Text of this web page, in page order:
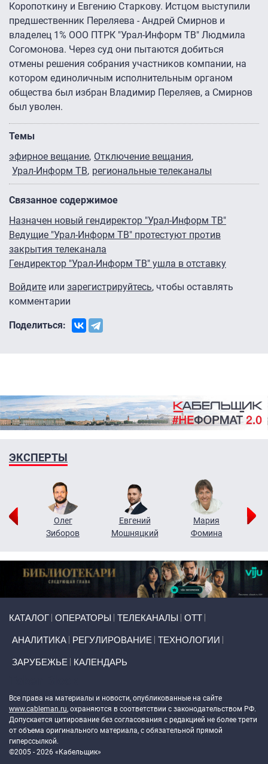
Коропоткину и Евгению Старкову. Истцом выступили
предшественник Переляева - Андрей Смирнов и
владелец 1% ООО ПТРК "Урал-Информ ТВ" Людмила
Согомонова. Через суд они пытаются добиться
отмены решения собрания участников компании, на
котором единоличным исполнительным органом
общества был избран Владимир Переляев, а Смирнов
был уволен.
Темы
эфирное вещание Отключение вещания
Урал-Информ ТВ региональные телеканалы
Связанное содержимое
Назначен новый гендиректор "Урал-Информ ТВ"
Ведущие "Урал-Информ ТВ" протестуют против
закрытия телеканала
Гендиректор "Урал-Информ ТВ" ушла в отставку
Войдите или зарегистрируйтесь, чтобы оставлять
комментарии
Поделиться:
ЭКСПЕРТЫ
Олег
Зиборов
Евгений
Мошняцкий
Мария
Фомина
КАТАЛОГ ОПЕРАТОРЫ ТЕЛЕКАНАЛЫ ОТТ
АНАЛИТИКА РЕГУЛИРОВАНИЕ ТЕХНОЛОГИИ
ЗАРУБЕЖЬЕ КАЛЕНДАРЬ
Все права на материалы и новости, опубликованные на сайте
www.cableman.ru, охраняются в соответствии с законодательством РФ.
Допускается цитирование без согласования с редакцией не более трети
от объема оригинального материала, с обязательной прямой
гиперссылкой.
©2005 - 2026 «Кабельщик»